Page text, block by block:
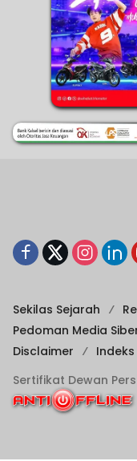
Sekilas Sejarah
Pedoman Media
Disclaimer
Sertifikat Dewan